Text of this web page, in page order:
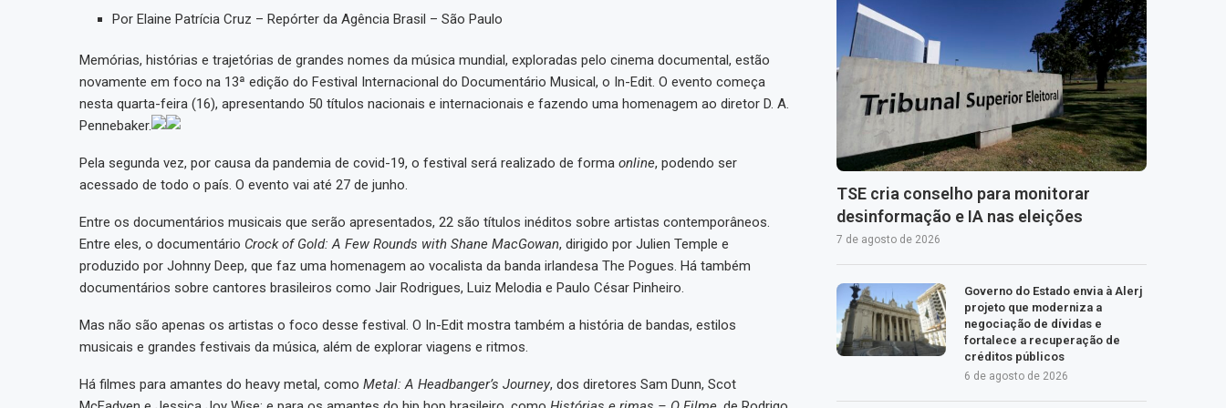
Por Elaine Patrícia Cruz – Repórter da Agência Brasil – São Paulo
Memórias, histórias e trajetórias de grandes nomes da música mundial, exploradas pelo cinema documental, estão
novamente em foco na 13ª edição do Festival Internacional do Documentário Musical, o In-Edit. O evento começa
nesta quarta-feira (16), apresentando 50 títulos nacionais e internacionais e fazendo uma homenagem ao diretor D. A.
Pennebaker.
Pela segunda vez, por causa da pandemia de covid-19, o festival será realizado de forma online, podendo ser
acessado de todo o país. O evento vai até 27 de junho.
Entre os documentários musicais que serão apresentados, 22 são títulos inéditos sobre artistas contemporâneos.
Entre eles, o documentário Crock of Gold: A Few Rounds with Shane MacGowan, dirigido por Julien Temple e
produzido por Johnny Deep, que faz uma homenagem ao vocalista da banda irlandesa The Pogues. Há também
documentários sobre cantores brasileiros como Jair Rodrigues, Luiz Melodia e Paulo César Pinheiro.
Mas não são apenas os artistas o foco desse festival. O In-Edit mostra também a história de bandas, estilos
musicais e grandes festivais da música, além de explorar viagens e ritmos.
Há filmes para amantes do heavy metal, como Metal: A Headbanger’s Journey, dos diretores Sam Dunn, Scot
TSE cria conselho para monitorar
desinformação e IA nas eleições
7 de agosto de 2026
Governo do Estado envia à Alerj
projeto que moderniza a
negociação de dívidas e
fortalece a recuperação de
créditos públicos
6 de agosto de 2026